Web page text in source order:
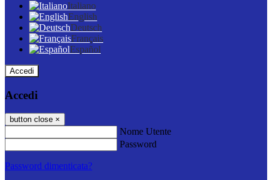
Italiano
English
Deutsch
Français
Español
Accedi
Accedi
button close ×
Nome Utente
Password
Password dimenticata?